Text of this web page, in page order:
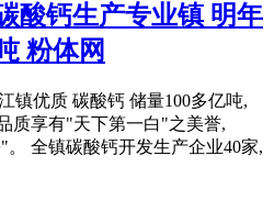
酸钙生产专业镇 明年
粉体网
镇优质 碳酸钙 储量100多亿吨,
质享有"天下第一白"之美誉,
全镇碳酸钙开发生产企业40家,